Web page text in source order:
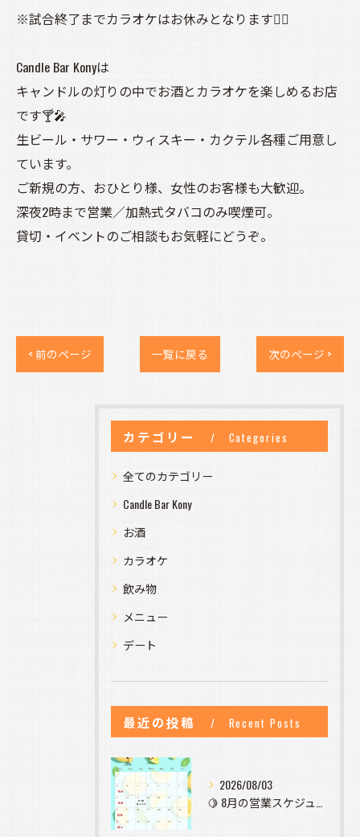
※試合終了までカラオケはお休みとなります🙇‍♀️
Candle Bar Konyは
キャンドルの灯りの中でお酒とカラオケを楽しめるお店
です🍸🎤
生ビール・サワー・ウィスキー・カクテル各種ご用意し
ています。
ご新規の方、おひとり様、女性のお客様も大歓迎。
深夜2時まで営業／加熱式タバコのみ喫煙可。
貸切・イベントのご相談もお気軽にどうぞ。
< 前のページ 一覧に戻る 次のページ >
カテゴリー Categories
全てのカテゴリー
Candle Bar Kony
お酒
カラオケ
飲み物
メニュー
デート
最近の投稿 Recent Posts
2026/08/03